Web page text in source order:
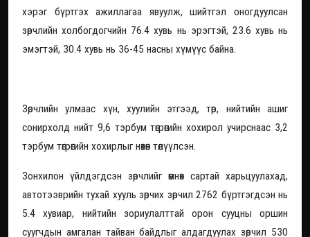
хэрэг бүртгэх ажиллагаа явуулж, шийтгэл оногдуулсан
зөрчлийн холбогдогчийн 76.4 хувь нь эрэгтэй, 23.6 хувь нь
эмэгтэй, 30.4 хувь нь 36-45 насны хүмүүс байна.
Зөрчлийн улмаас хүн, хуулийн этгээд, төр, нийтийн ашиг
сонирхолд нийт 9,6 тэрбум төгрөгийн хохирол учирснаас 3,2
тэрбум төгрөгийн хохирлыг нөхөн төлүүлсэн.
Зонхилон үйлдэгдсэн зөрчлийг өмнөх сартай харьцуулахад,
автотээврийн тухай хууль зөрчих зөрчил 2762 бүртгэгдсэн нь
5.4 хувиар, нийтийн зориулалттай орон сууцны оршин
суугчдын амгалан тайван байдлыг алдагдуулах зөрчил 530